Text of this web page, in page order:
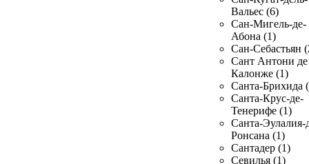
Вальес (6)
Сан-Мигель-де-
Абона (1)
Сан-Себастьян
Сант Антони де
Калонже (1)
Санта-Брихида
Санта-Крус-де-
Тенерифе (1)
Санта-Эулалия-
Ронсана (1)
Сантадер (1)
Севилья (1)